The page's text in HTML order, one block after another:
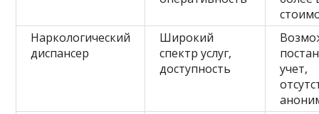
Наркологический
диспансер
Широкий
спектр услуг,
доступность
учет,